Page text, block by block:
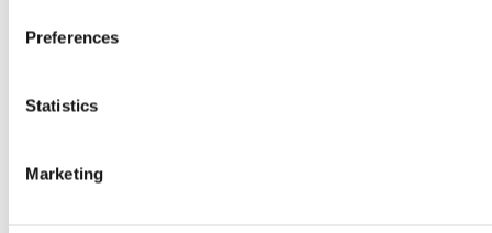
Preferences
Statistics
Marketing